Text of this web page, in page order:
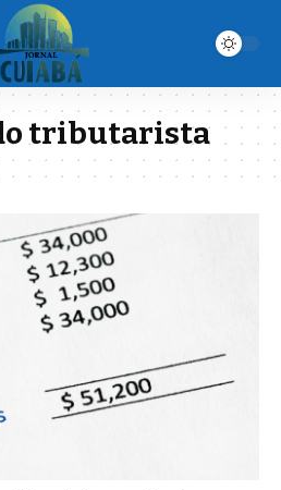
tributarista